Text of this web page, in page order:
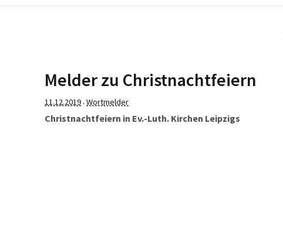
Melder zu Christnachtfeiern
11.12.2019· Wortmelder
Christnachtfeiern in Ev.-Luth. Kirchen Leipzigs